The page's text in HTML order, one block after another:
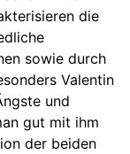
die
sowie durch
Valentin
und
gut mit ihm
der beiden